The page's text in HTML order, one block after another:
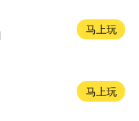
马上玩
马上玩